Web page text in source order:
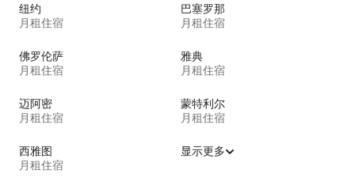
纽约
月租住宿
巴塞罗那
月租住宿
佛罗伦萨
月租住宿
雅典
月租住宿
迈阿密
月租住宿
蒙特利尔
月租住宿
西雅图
月租住宿
显示更多